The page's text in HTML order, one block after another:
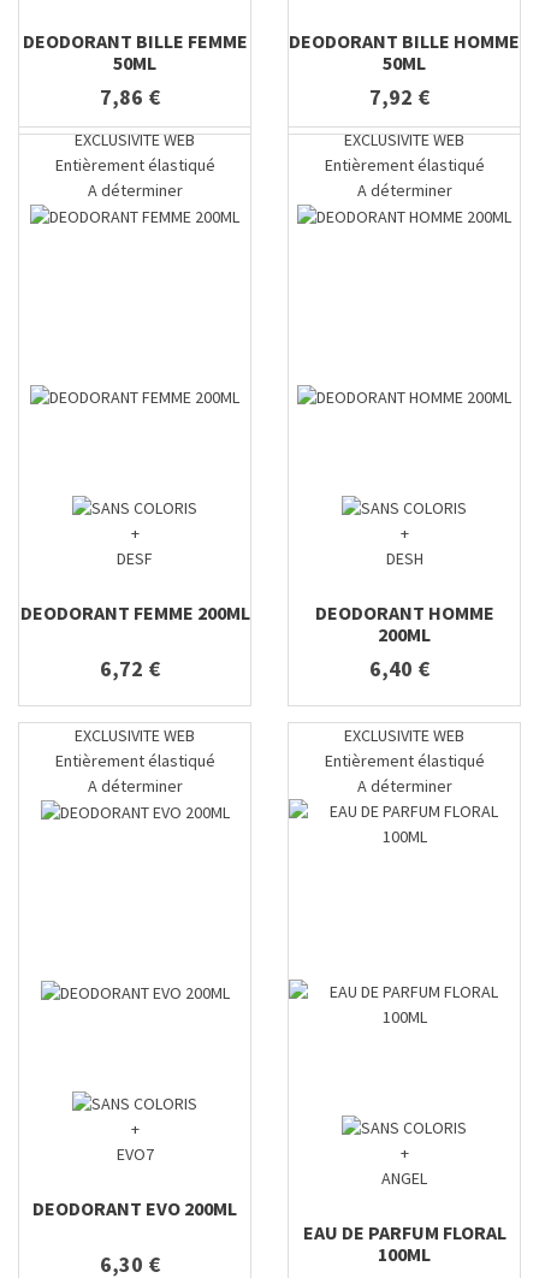
DEODORANT BILLE FEMME
50ML
7,86 €
DEODORANT BILLE HOMME
50ML
7,92 €
EXCLUSIVITE WEB
Entièrement élastiqué
A déterminer
+
DESF
DEODORANT FEMME 200ML
6,72 €
EXCLUSIVITE WEB
Entièrement élastiqué
A déterminer
+
DESH
DEODORANT HOMME
200ML
6,40 €
EXCLUSIVITE WEB
Entièrement élastiqué
A déterminer
+
EVO7
DEODORANT EVO 200ML
6,30 €
EXCLUSIVITE WEB
Entièrement élastiqué
A déterminer
+
ANGEL
EAU DE PARFUM FLORAL
100ML